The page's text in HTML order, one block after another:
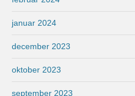
januar 2024
december 2023
oktober 2023
september 2023